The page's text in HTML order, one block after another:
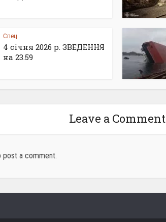
Спец
4 січня 2026 р. ЗВЕДЕННЯ
на 23.59
Leave a Comment
post a comment.